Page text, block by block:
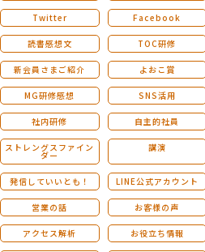
Twitter Facebook
読書感想文 TOC研修
新会員さまご紹介 よおこ賞
MG研修感想 SNS活用
社内研修 自主的社員
ストレングスファイン
ダー
講演
発信していいとも！ LINE公式アカウント
営業の話 お客様の声
アクセス解析 お役立ち情報